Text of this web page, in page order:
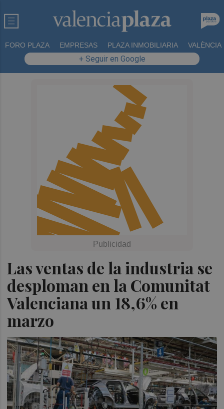
FORO PLAZA EMPRESAS PLAZA INMOBILIARIA VALÈNCIA
+ Seguir en Google
Las ventas de la industria se
desploman en la Comunitat
Valenciana un 18,6% en
marzo